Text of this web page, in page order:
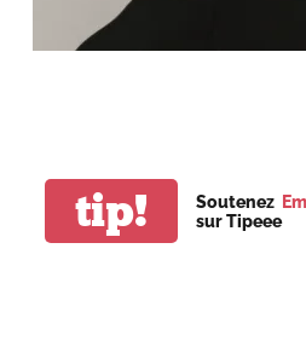
tip! Soutenez
sur Tipeee